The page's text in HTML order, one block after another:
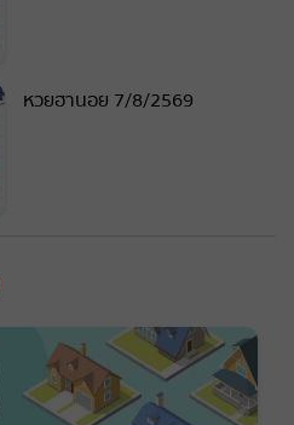
หวยฮานอย 7/8/2569